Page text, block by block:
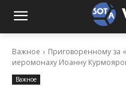
Важное
Приговоренному за
иеромонаху Иоанну
Важное